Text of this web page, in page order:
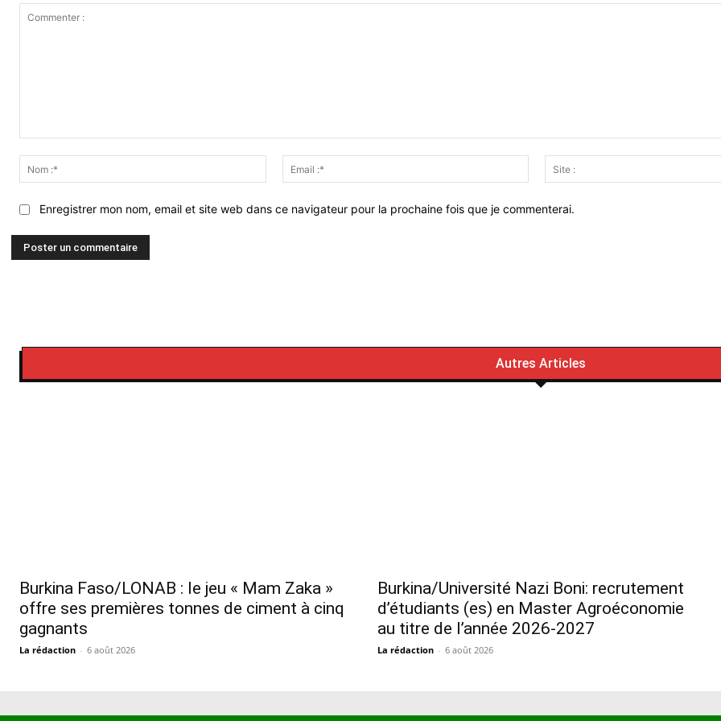
:*
Email
:*
Enregistrer mon nom, email et site web dans ce navigateur pour la prochaine fois que je commenterai.
Autres Articles
Burkina Faso/LONAB : le jeu « Mam Zaka »
offre ses premières tonnes de ciment à cinq
gagnants
La rédaction - 6 août 2026
Burkina/Université Nazi Boni: recrutement
d’étudiants (es) en Master Agroéconomie
au titre de l’année 2026-2027
La rédaction - 6 août 2026